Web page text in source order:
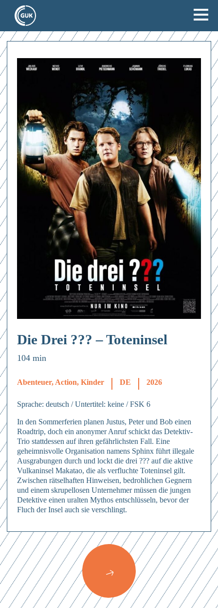
Die Drei ??? – Toteninsel
104 min
Abenteuer, Action, Kinder DE 2026
Sprache: deutsch / Untertitel: keine / FSK 6
In den Sommerferien planen Justus, Peter und Bob einen
Roadtrip, doch ein anonymer Anruf schickt das Detektiv-
Trio stattdessen auf ihren gefährlichsten Fall. Eine
geheimnisvolle Organisation namens Sphinx führt illegale
Ausgrabungen durch und lockt die drei ??? auf die aktive
Vulkaninsel Makatao, die als verfluchte Toteninsel gilt.
Zwischen rätselhaften Hinweisen, bedrohlichen Gegnern
und einem skrupellosen Unternehmer müssen die jungen
Detektive einen uralten Mythos entschlüsseln, bevor der
Fluch der Insel auch sie verschlingt.
Anmelden
Mit dem Absenden des Formulars erkläre ich mich einverstanden mit
denDatenschutzbestimmungen
Hierher ziehen & fallen lassen
oder
Dateien auswählen
von 3
Abschicken
Mit dem Absenden des Formulars erkläre ich mich einverstanden mit
den
Datenschutzbestimmungen
Mit dem Absenden des Formulars erkläre ich mich einverstanden mit
den
Datenschutzbestimmungen